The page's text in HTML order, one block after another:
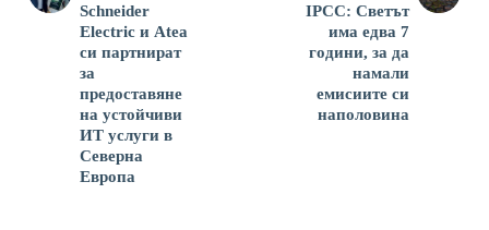
Schneider
Electric и Atea
си партнират
за
предоставяне
на устойчиви
ИТ услуги в
Северна
Европа
IPCC: Светът
има едва 7
години, за да
намали
емисиите си
наполовина